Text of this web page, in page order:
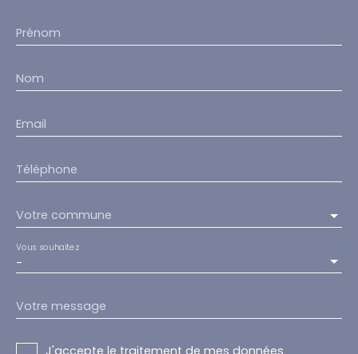
Prénom
Nom
Email
Téléphone
Votre commune
-
Vous souhaitez
Votre message
J'accepte le traitement de mes données